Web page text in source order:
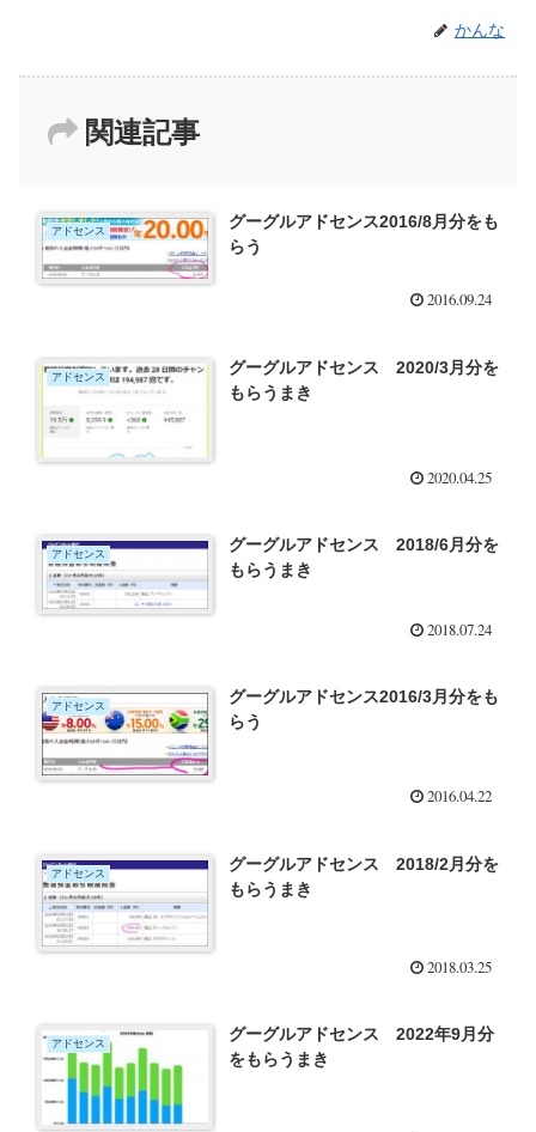
かんな
関連記事
アドセンス
グーグルアドセンス2016/8月分をも
らう
2016.09.24
アドセンス
グーグルアドセンス 2020/3月分を
もらうまき
2020.04.25
アドセンス
グーグルアドセンス 2018/6月分を
もらうまき
2018.07.24
アドセンス
グーグルアドセンス2016/3月分をも
らう
2016.04.22
アドセンス
グーグルアドセンス 2018/2月分を
もらうまき
2018.03.25
アドセンス
グーグルアドセンス 2022年9月分
をもらうまき